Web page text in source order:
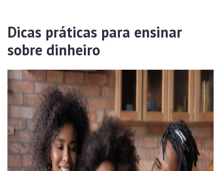
Dicas práticas para ensinar
sobre dinheiro